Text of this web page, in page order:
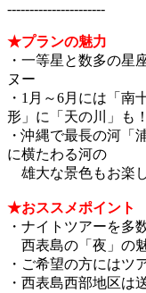
----------------------
★プランの魅力
・一等星と数多の星
ヌー
・1月～6月には「南
形」に「天の川」も！
・沖縄で最長の河「
に横たわる河の
雄大な景色もお楽
★おススメポイント
・ナイトツアーを多
西表島の「夜」の
・ご希望の方にはツ
・西表島西部地区は